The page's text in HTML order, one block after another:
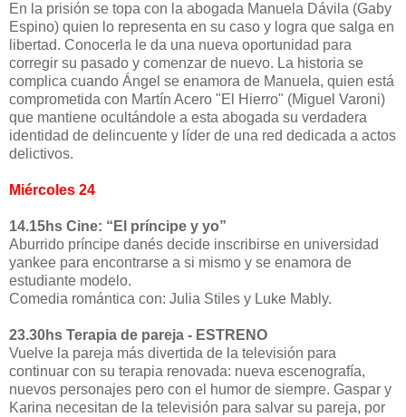
En la prisión se topa con la abogada Manuela Dávila (Gaby
Espino) quien lo representa en su caso y logra que salga en
libertad. Conocerla le da una nueva oportunidad para
corregir su pasado y comenzar de nuevo. La historia se
complica cuando Ángel se enamora de Manuela, quien está
comprometida con Martín Acero "El Hierro" (Miguel Varoni)
que mantiene ocultándole a esta abogada su verdadera
identidad de delincuente y líder de una red dedicada a actos
delictivos.
Miércoles 24
14.15hs Cine: “El príncipe y yo”
Aburrido príncipe danés decide inscribirse en universidad
yankee para encontrarse a si mismo y se enamora de
estudiante modelo.
Comedia romántica con: Julia Stiles y Luke Mably.
23.30hs Terapia de pareja - ESTRENO
Vuelve la pareja más divertida de la televisión para
continuar con su terapia renovada: nueva escenografía,
nuevos personajes pero con el humor de siempre. Gaspar y
Karina necesitan de la televisión para salvar su pareja, por